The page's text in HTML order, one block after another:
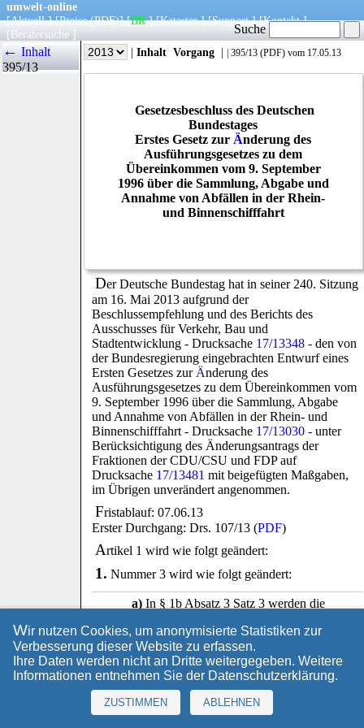
umwelt-online
[Aktuell] [Preise (PDF)] [BR] [Kataster] [Support] [Kontakt]
[ Beratersuche ]
|Info | Inhalt Vorgang | 395/13 (PDF) vom 17.05.13
Gesetzesbeschluss des Deutschen
Bundestages
Erstes Gesetz zur Änderung des
Ausführungsgesetzes zu dem
Übereinkommen vom 9. September
1996 über die Sammlung, Abgabe und
Annahme von Abfällen in der Rhein-
und Binnenschifffahrt
Der Deutsche Bundestag hat in seiner 240. Sitzung
am 16. Mai 2013 aufgrund der
Beschlussempfehlung und des Berichts des
Ausschusses für Verkehr, Bau und
Stadtentwicklung - Drucksache 17/13348 - den von
der Bundesregierung eingebrachten Entwurf eines
Ersten Gesetzes zurÄnderung des
Ausführungsgesetzes zu dem Übereinkommen vom
9. September 1996 über die Sammlung, Abgabe
und Annahme von Abfällen in der Rhein- und
Binnenschifffahrt - Drucksache 17/13030 - unter
Berücksichtigung des Änderungsantrags der
Fraktionen der CDU/CSU und FDP auf
Drucksache 17/13481 mit beigefügten Maßgaben,
im Übrigen unverändert angenommen.
Fristablauf: 07.06.13
Erster Durchgang: Drs. 107/13 (PDF)
Artikel 1 wird wie folgt geändert:
1. Nummer 3 wird wie folgt geändert:
a)In § 1b Absatz 3 Satz 3 werden die
und c" durch die Wörter "Artikels 3.03
Absatz 6 Buchstabe b und c" ersetzt.
b)§ 1c wird wie folgt geändert:
aa)In Absatz 1 werden die Wörter
"Wasser- und Schifffahrtsdirektion
← Inhalt
395/13
Suche
Wir nutzen Cookies, um anonymisierte Statistiken zur
Verbesserung dieser Website zu erfassen.
Ihre Daten werden nicht an Dritte weitergegeben. Weitere
Informationen entnehmen Sie der Datenschutzerklärung.
ZUSTIMMEN ABLEHNEN